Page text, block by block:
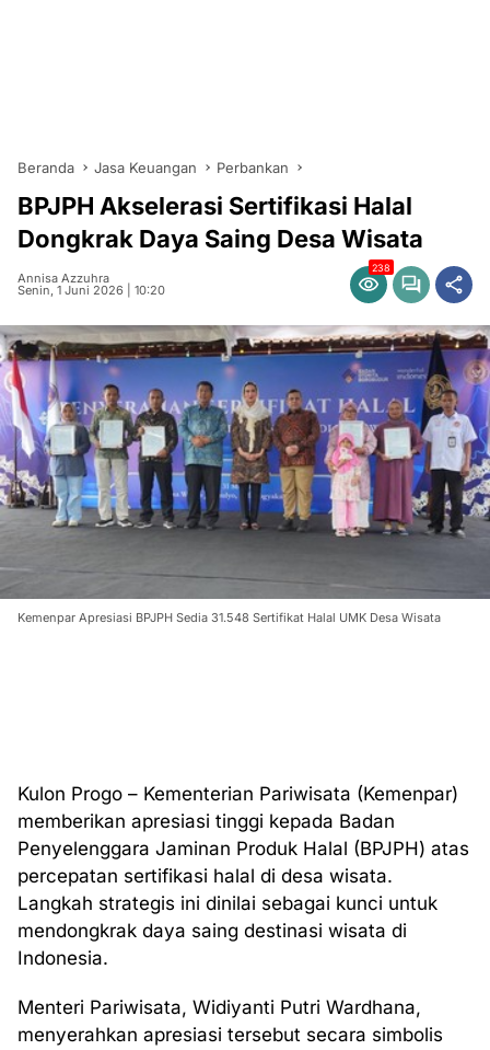
Beranda Jasa Keuangan Perbankan
BPJPH Akselerasi Sertifikasi Halal
Dongkrak Daya Saing Desa Wisata
Annisa Azzuhra
Senin, 1 Juni 2026 | 10:20
238
Kemenpar Apresiasi BPJPH Sedia 31.548 Sertifikat Halal UMK Desa Wisata
Kulon Progo – Kementerian Pariwisata (Kemenpar)
memberikan apresiasi tinggi kepada Badan
Penyelenggara Jaminan Produk Halal (BPJPH) atas
percepatan sertifikasi halal di desa wisata.
Langkah strategis ini dinilai sebagai kunci untuk
mendongkrak daya saing destinasi wisata di
Indonesia.
Menteri Pariwisata, Widiyanti Putri Wardhana,
menyerahkan apresiasi tersebut secara simbolis